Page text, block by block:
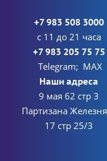
+7 983 508 3000
с 11 до 21 часа
+7 983 205 75 75
Telegram; MAX
Наши адреса
9 мая 62 стр 3
Партизана
17 стр 25/3